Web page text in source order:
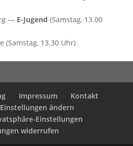
— E-Jugend (Samstag, 13.00
(Samstag, 13.30 Uhr)
Impressum
Kontakt
ändern
Einstellungen
widerrufen